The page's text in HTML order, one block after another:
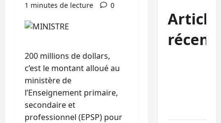
1 minutes de lecture
0
200 millions de dollars,
c’est le montant alloué au
ministère de
l’Enseignement primaire,
secondaire et
professionnel (EPSP) pour